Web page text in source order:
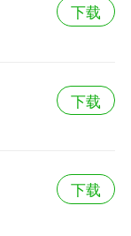
下载
下载
下载